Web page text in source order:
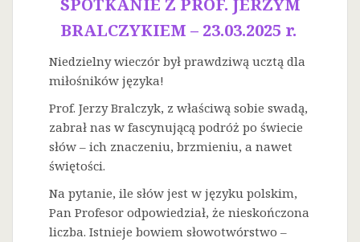
SPOTKANIE Z PROF. JERZYM
BRALCZYKIEM – 23.03.2025 r.
Niedzielny wieczór był prawdziwą ucztą dla
miłośników języka!
Prof. Jerzy Bralczyk, z właściwą sobie swadą,
zabrał nas w fascynującą podróż po świecie
słów – ich znaczeniu, brzmieniu, a nawet
świętości.
Na pytanie, ile słów jest w języku polskim,
Pan Profesor odpowiedział, że nieskończona
liczba. Istnieje bowiem słowotwórstwo –